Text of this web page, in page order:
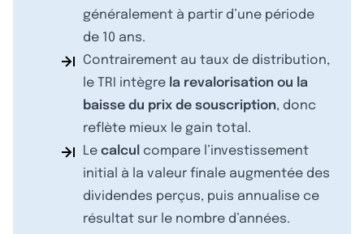
généralement à partir d’une période
de 10 ans.
Contrairement au taux de distribution,
le TRI intègre la revalorisation ou la
baisse du prix de souscription, donc
reflète mieux le gain total.
Le calcul compare l’investissement
initial à la valeur finale augmentée des
dividendes perçus, puis annualise ce
résultat sur le nombre d’années.